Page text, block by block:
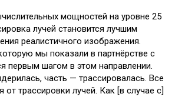
мощностей на уровне 25
лучей становится лучшим
реалистичного изображения.
мы показали в партнёрстве с
первым шагом в этом направлении.
часть — трассировалась. Все
от трассировки лучей. Как [в случае с]